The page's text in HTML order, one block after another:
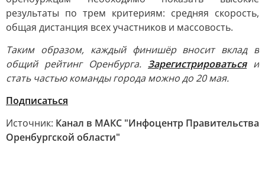
результаты по трем критериям: средняя скорость,
общая дистанция всех участников и массовость.
Таким образом, каждый финишёр вносит вклад в
общий рейтинг Оренбурга. Зарегистрироватьсяи
стать частью команды города можно до 20 мая.
Подписаться
Источник: Канал в МАКС "Инфоцентр Правительства
Оренбургской области"